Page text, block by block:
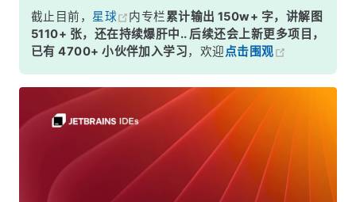
截止目前， 星球 内专栏累计输出 150w+ 字，讲解图
5110+ 张，还在持续爆肝中.. 后续还会上新更多项目，
已有 4700+ 小伙伴加入学习，欢迎点击围观